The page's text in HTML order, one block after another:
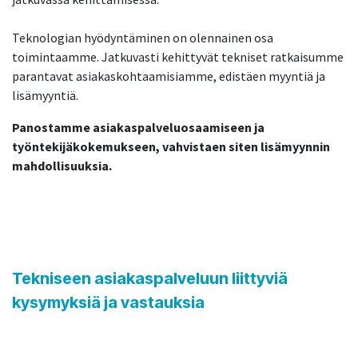
Teknologian hyödyntäminen on olennainen osa
toimintaamme. Jatkuvasti kehittyvät tekniset ratkaisumme
parantavat asiakaskohtaamisiamme, edistäen myyntiä ja
lisämyyntiä.
Panostamme asiakaspalveluosaamiseen ja
työntekijäkokemukseen, vahvistaen siten lisämyynnin
mahdollisuuksia.
Tekniseen asiakaspalveluun liittyviä
kysymyksiä ja vastauksia